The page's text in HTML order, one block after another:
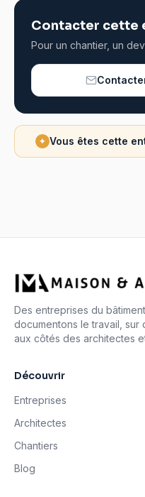
Contacter cette
Pour un chantier, un
✦ Vous êtes cette
Des entreprises du
documentons le travail, sur
aux côtés des architectes
Découvrir
Entreprises
Architectes
Chantiers
Blog